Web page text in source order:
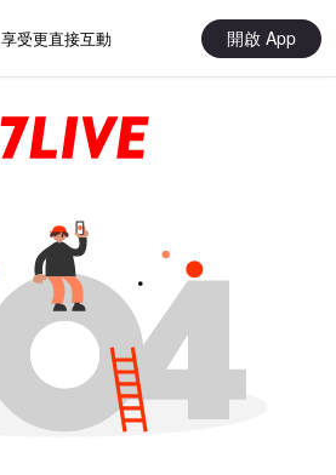
受更直接互動 開啟 App